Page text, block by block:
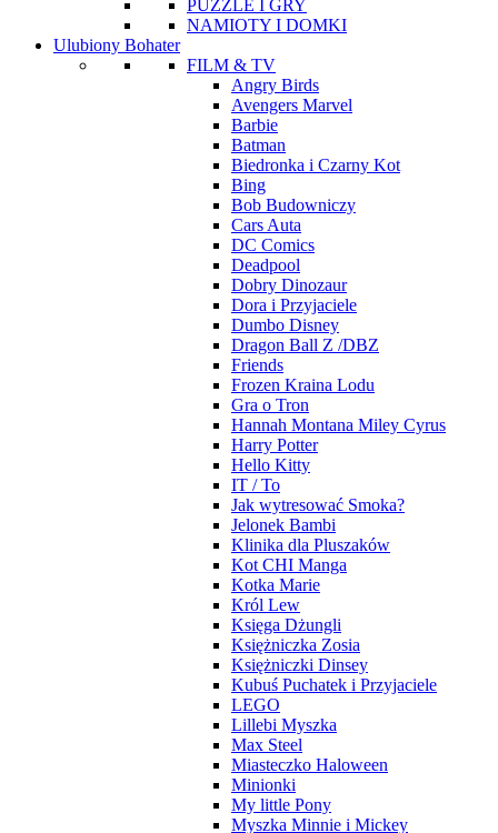
PUZZLE I GRY
NAMIOTY I DOMKI
Ulubiony Bohater
FILM & TV
Angry Birds
Avengers Marvel
Barbie
Batman
Biedronka i Czarny Kot
Bing
Bob Budowniczy
Cars Auta
DC Comics
Deadpool
Dobry Dinozaur
Dora i Przyjaciele
Dumbo Disney
Dragon Ball Z /DBZ
Friends
Frozen Kraina Lodu
Gra o Tron
Hannah Montana Miley Cyrus
Harry Potter
Hello Kitty
IT / To
Jak wytresować Smoka?
Jelonek Bambi
Klinika dla Pluszaków
Kot CHI Manga
Kotka Marie
Król Lew
Księga Dżungli
Księżniczka Zosia
Księżniczki Dinsey
Kubuś Puchatek i Przyjaciele
LEGO
Lillebi Myszka
Max Steel
Miasteczko Haloween
Minionki
My little Pony
Myszka Minnie i Mickey